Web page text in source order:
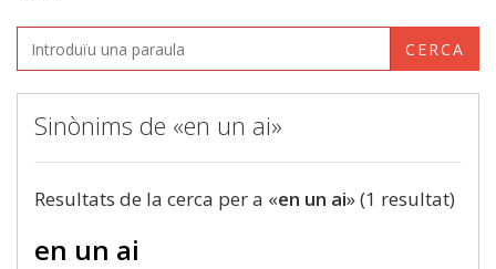
CERCA
Sinònims de «en un ai»
Resultats de la cerca per a «en un ai» (1 resultat)
en un ai